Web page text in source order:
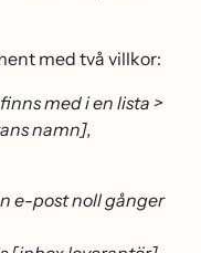
med två villkor:
med i en lista >
namn],
e-post noll gånger